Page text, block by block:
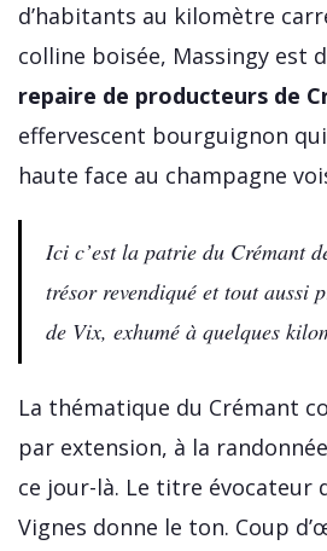
d’habitants au kilomètre
colline boisée, Massingy est
repaire de producteurs de
effervescent bourguignon
haute face au champagne
Ici c’est la patrie du Crémant
trésor revendiqué et tout aussi
de Vix, exhumé à quelques
La thématique du Crémant
par extension, à la
ce jour-là. Le titre évocateur
Vignes donne le ton. Coup